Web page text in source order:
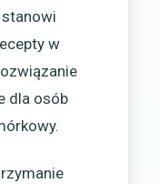
stanowi
w
dla osób